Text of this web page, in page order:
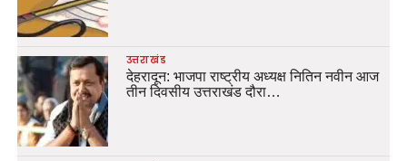
उत्तराखंड
देहरादून: भाजपा राष्ट्रीय अध्यक्ष नितिन नवीन आज
तीन दिवसीय उत्तराखंड दौरा…